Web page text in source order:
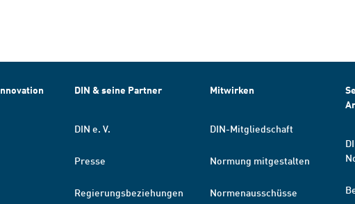
DIN & seine Partner
DIN e. V.
Presse
Regierungsbeziehungen
Mitwirken
DIN-Mitgliedschaft
Normung mitgestalten
Normenausschüsse